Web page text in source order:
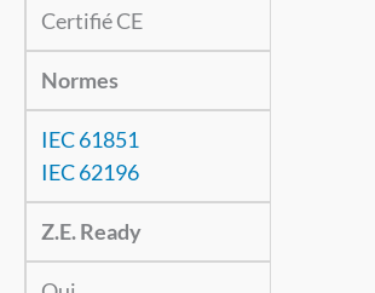
Certifié CE
Normes
IEC 61851
IEC 62196
Z.E. Ready